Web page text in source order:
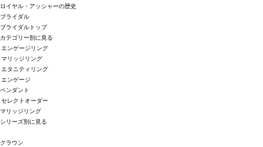
ロイヤル・アッシャーの歴史
ブライダル
ブライダルトップ
カテゴリー別に見る
エンゲージリング
マリッジリング
エタニティリング
エンゲージ
ペンダント
セレクトオーダー
マリッジリング
シリーズ別に見る
クラウン